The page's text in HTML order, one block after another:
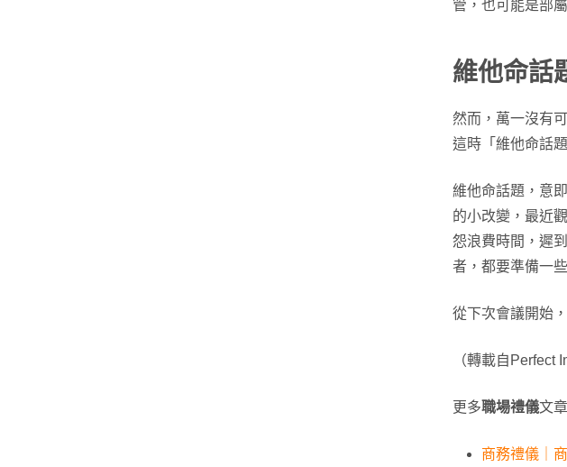
管，也可能是部
維他命話
然而，萬一沒有
這時「維他命話
維他命話題，意
的小改變，最近
怨浪費時間，遲
者，都要準備一
從下次會議開始
（轉載自Perfect
更多職場禮儀文
商務禮儀｜